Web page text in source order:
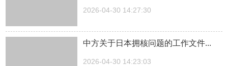
2026-04-30 14:27:30
中方关于日本拥核问题的工作文件...
2026-04-30 14:23:03